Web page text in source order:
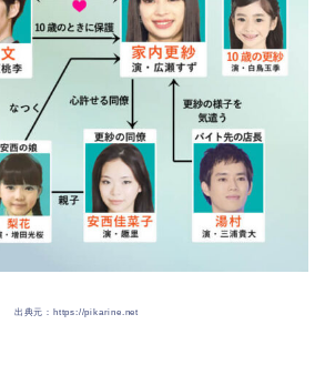
出典元：https://pikarine.net